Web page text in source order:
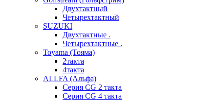
Двухтактный
Четырехтактный
SUZUKI
Двухтактные .
Четырехтактные .
Toyama (Тояма)
2такта
4такта
ALLFA (Альфа)
Серия СG 2 такта
Серия СG 4 такта